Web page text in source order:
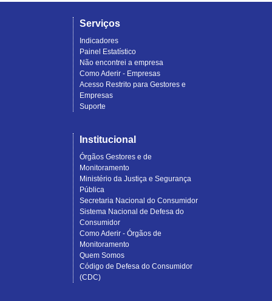
Serviços
Indicadores
Painel Estatístico
Não encontrei a empresa
Como Aderir - Empresas
Acesso Restrito para Gestores e
Empresas
Suporte
Institucional
Órgãos Gestores e de
Monitoramento
Ministério da Justiça e Segurança
Pública
Secretaria Nacional do Consumidor
Sistema Nacional de Defesa do
Consumidor
Como Aderir - Órgãos de
Monitoramento
Quem Somos
Código de Defesa do Consumidor
(CDC)